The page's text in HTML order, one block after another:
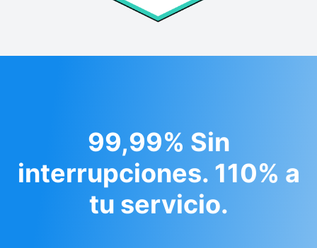
99,99% Sin
interrupciones. 110% a
tu servicio.